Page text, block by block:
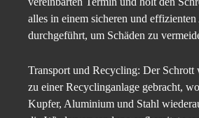
alles in einem sicheren und
durchgeführt, um Schäden zu
Transport und Recycling: Der Schrott
zu einer Recyclinganlage gebracht,
Kupfer, Aluminium und Stahl